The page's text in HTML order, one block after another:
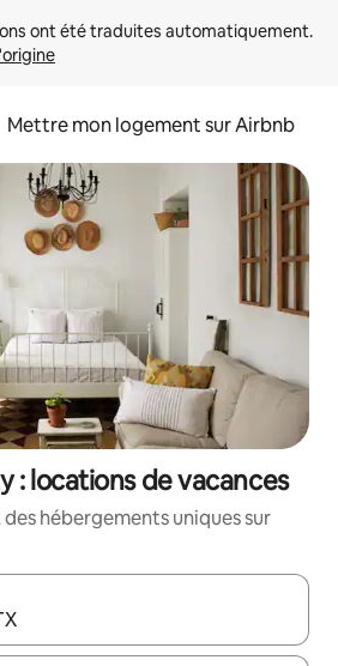
Mettre mon logement sur Airbnb
: locations de vacances
hébergements uniques sur
s'affichent, utilisez les flèches vers le